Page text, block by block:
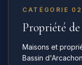
CATÉGORIE 02
Propriété
Maisons et
Bassin